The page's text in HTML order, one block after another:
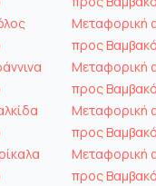
Μεταφορική
προς
Μεταφορική
προς
Μεταφορική
προς
Μεταφορική
προς